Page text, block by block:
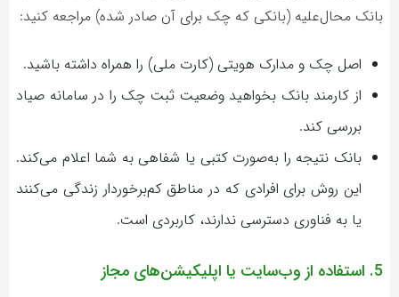
بانک محال‌علیه (بانکی که چک برای آن صادر شده) مراجعه کنید:
اصل چک و مدارک هویتی (کارت ملی) را همراه داشته باشید.
از کارمند بانک بخواهید وضعیت ثبت چک را در سامانه صیاد
بررسی کند.
بانک نتیجه را به‌صورت کتبی یا شفاهی به شما اعلام می‌کند.
این روش برای افرادی که در مناطق کم‌برخوردار زندگی می‌کنند
یا به فناوری دسترسی ندارند، کاربردی است.
5. استفاده از وب‌سایت یا اپلیکیشن‌های مجاز